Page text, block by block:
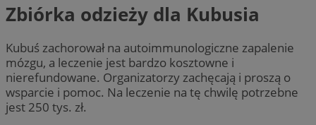
Zbiórka odzieży dla Kubusia
Kubuś zachorował na autoimmunologiczne zapalenie
mózgu, a leczenie jest bardzo kosztowne i
nierefundowane. Organizatorzy zachęcają i proszą o
wsparcie i pomoc. Na leczenie na tę chwilę potrzebne
jest 250 tys. zł.